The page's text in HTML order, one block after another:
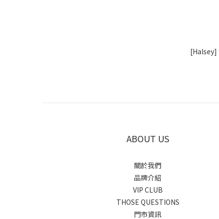
[Halsey]
ABOUT US
關於我們
品牌介紹
VIP CLUB
THOSE QUESTIONS
門市資訊